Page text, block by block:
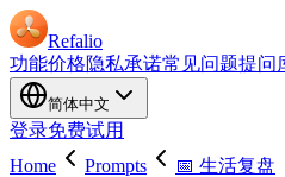
Refalio
功能价格隐私承诺常见问题提问
简体中文
登录免费试用
Home
Prompts 📅 生活复盘